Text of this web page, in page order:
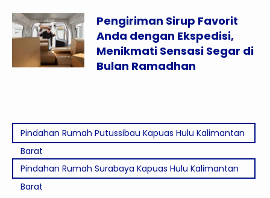
Pengiriman Sirup Favorit
Anda dengan Ekspedisi,
Menikmati Sensasi Segar di
Bulan Ramadhan
Pindahan Rumah Putussibau Kapuas Hulu Kalimantan
Barat
Pindahan Rumah Surabaya Kapuas Hulu Kalimantan
Barat